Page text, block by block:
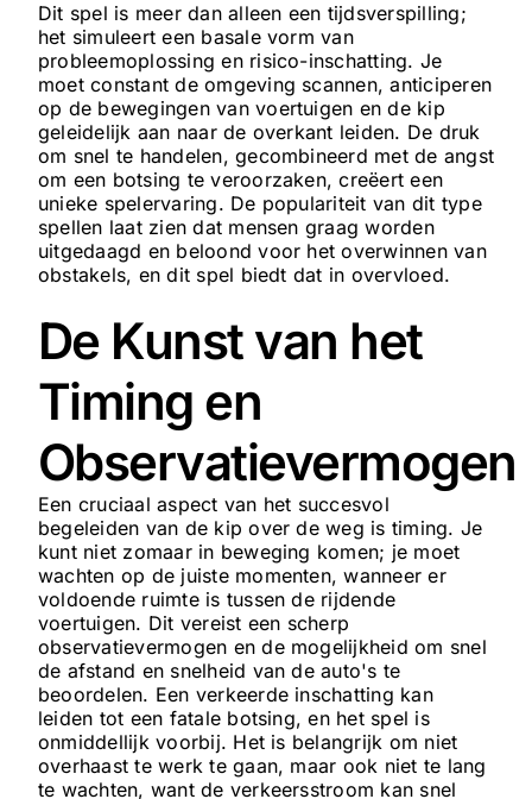
Dit spel is meer dan alleen een tijdsverspilling;
het simuleert een basale vorm van
probleemoplossing en risico-inschatting. Je
moet constant de omgeving scannen, anticiperen
op de bewegingen van voertuigen en de kip
geleidelijk aan naar de overkant leiden. De druk
om snel te handelen, gecombineerd met de angst
om een botsing te veroorzaken, creëert een
unieke spelervaring. De populariteit van dit type
spellen laat zien dat mensen graag worden
uitgedaagd en beloond voor het overwinnen van
obstakels, en dit spel biedt dat in overvloed.
De Kunst van het
Timing en
Observatievermogen
Een cruciaal aspect van het succesvol
begeleiden van de kip over de weg is timing. Je
kunt niet zomaar in beweging komen; je moet
wachten op de juiste momenten, wanneer er
voldoende ruimte is tussen de rijdende
voertuigen. Dit vereist een scherp
observatievermogen en de mogelijkheid om snel
de afstand en snelheid van de auto's te
beoordelen. Een verkeerde inschatting kan
leiden tot een fatale botsing, en het spel is
onmiddellijk voorbij. Het is belangrijk om niet
overhaast te werk te gaan, maar ook niet te lang
te wachten, want de verkeersstroom kan snel